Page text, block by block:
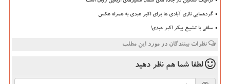
گردهمایی نازی آبادی ها برای اکبر عبدی به همراه عکس
سلفی با تشییع پیکر اکبر عبدی!
نظرات بینندگان در مورد این مطلب
لطفا شما هم نظر دهید